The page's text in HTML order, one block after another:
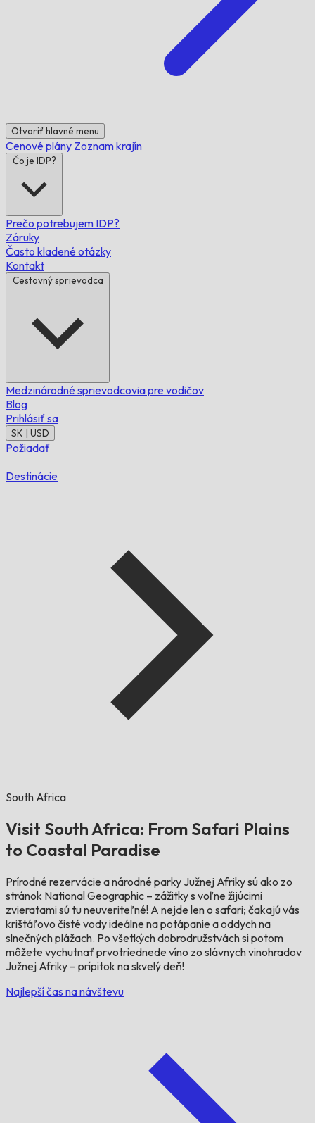
Otvoriť hlavné menu
Cenové plány Zoznam krajín
Čo je IDP?
Prečo potrebujem IDP?
Záruky
Často kladené otázky
Kontakt
Cestovný sprievodca
Medzinárodné sprievodcovia pre vodičov
Blog
Prihlásiť sa
SK | USD
Požiadať
Destinácie
South Africa
Visit South Africa: From Safari Plains
to Coastal Paradise
Prírodné rezervácie a národné parky Južnej Afriky sú ako zo
stránok National Geographic – zážitky s voľne žijúcimi
zvieratami sú tu neuveriteľné! A nejde len o safari; čakajú vás
krištáľovo čisté vody ideálne na potápanie a oddych na
slnečných plážach. Po všetkých dobrodružstvách si potom
môžete vychutnať prvotriednede víno zo slávnych vinohradov
Južnej Afriky – prípitok na skvelý deň!
Najlepší čas na návštevu